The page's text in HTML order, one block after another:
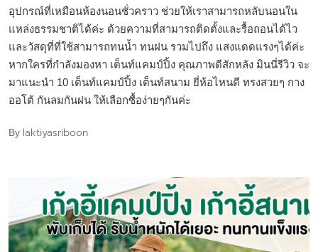
อุปกรณ์ที่เหมือนห้องนอนชั่วคราว ช่วยให้เราสามารถหลับนอนใน
แหล่งธรรมชาติได้ค่ะ ด้วยความที่สามารถติดตั้งและรื้อถอนได้ไว
และวัสดุที่ที่ใช้สามารถทนน้ำ ทนฝน รวมไปถึง แสงแดดแรงๆได้ค่ะ
หากใครที่กำลังมองหา เต็นท์แคมป์ปิ้ง คุณภาพดีสักหลัง มินนี่รีวิว จะ
มาแนะนำ 10 เต็นท์แคมป์ปิ้ง เต็นท์สนาม ยี่ห้อไหนดี ทรงสวยๆ กาง
ออโต้ กันลมกันฝน ให้เลือกซื้อง่ายๆกันค่ะ
Posted
By laktiyasriboon